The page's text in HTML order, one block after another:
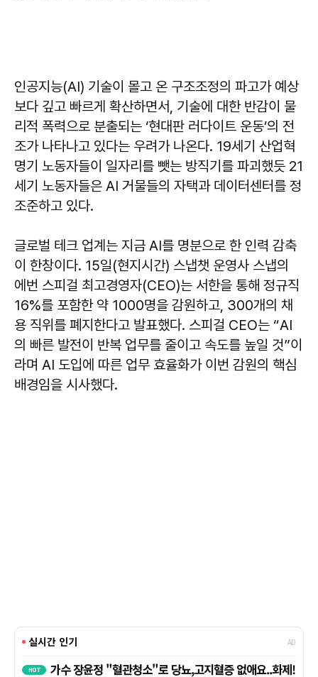
인공지능(AI) 기술이 몰고 온 구조조정의 파고가 예상
보다 깊고 빠르게 확산하면서, 기술에 대한 반감이 물
리적 폭력으로 분출되는 ‘현대판 러다이트 운동’의 전
조가 나타나고 있다는 우려가 나온다. 19세기 산업혁
명기 노동자들이 일자리를 뺏는 방직기를 파괴했듯 21
세기 노동자들은 AI 거물들의 자택과 데이터센터를 정
조준하고 있다.
글로벌 테크 업계는 지금 AI를 명분으로 한 인력 감축
이 한창이다. 15일(현지시간) 스냅챗 운영사 스냅의
에번 스피걸 최고경영자(CEO)는 서한을 통해 정규직
16%를 포함한 약 1000명을 감원하고, 300개의 채
용 직위를 폐지한다고 발표했다. 스피걸 CEO는 “AI
의 빠른 발전이 반복 업무를 줄이고 속도를 높일 것”이
라며 AI 도입에 따른 업무 효율화가 이번 감원의 핵심
배경임을 시사했다.